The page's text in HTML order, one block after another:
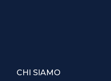
CHI SIAMO